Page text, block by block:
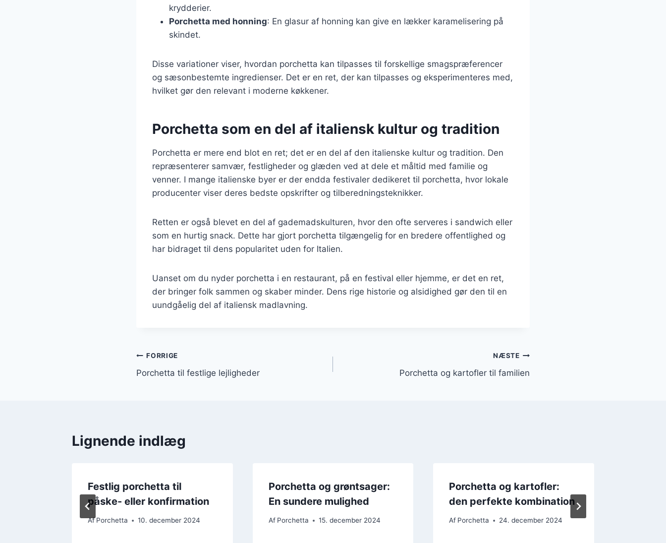
krydderier.
Porchetta med honning: En glasur af honning kan give en lækker karamelisering på
skindet.
Disse variationer viser, hvordan porchetta kan tilpasses til forskellige smagspræferencer
og sæsonbestemte ingredienser. Det er en ret, der kan tilpasses og eksperimenteres med,
hvilket gør den relevant i moderne køkkener.
Porchetta som en del af italiensk kultur og tradition
Porchetta er mere end blot en ret; det er en del af den italienske kultur og tradition. Den
repræsenterer samvær, festligheder og glæden ved at dele et måltid med familie og
venner. I mange italienske byer er der endda festivaler dedikeret til porchetta, hvor lokale
producenter viser deres bedste opskrifter og tilberedningsteknikker.
Retten er også blevet en del af gademadskulturen, hvor den ofte serveres i sandwich eller
som en hurtig snack. Dette har gjort porchetta tilgængelig for en bredere offentlighed og
har bidraget til dens popularitet uden for Italien.
Uanset om du nyder porchetta i en restaurant, på en festival eller hjemme, er det en ret,
der bringer folk sammen og skaber minder. Dens rige historie og alsidighed gør den til en
uundgåelig del af italiensk madlavning.
Indlægsnavigation
FORRIGE
Porchetta til festlige lejligheder
NÆSTE
Porchetta og kartofler til familien
Lignende indlæg
Festlig porchetta til
påske- eller konfirmation
Af Porchetta 10. december 2024
Porchetta og grøntsager:
En sundere mulighed
Af Porchetta 15. december 2024
Porchetta og kartofler:
den perfekte kombination
Af Porchetta 24. december 2024